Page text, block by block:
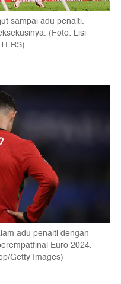
sampai adu penalti.
(Foto: Lisi
adu penalti dengan
Euro 2024.
Getty Images)